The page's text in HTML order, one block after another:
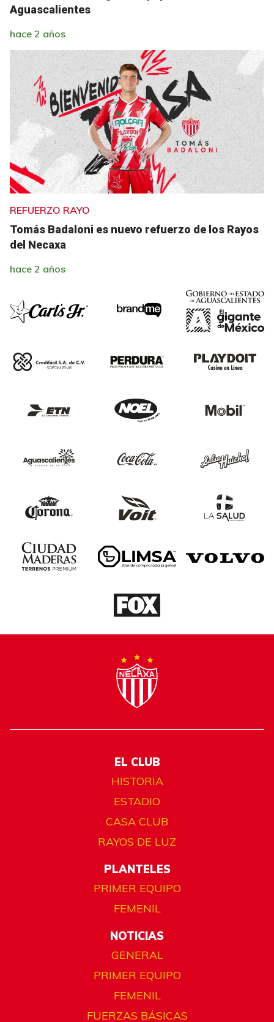
Aguascalientes
hace 2 años
REFUERZO RAYO
Tomás Badaloni es nuevo refuerzo de los Rayos
del Necaxa
hace 2 años
EL CLUB
HISTORIA
ESTADIO
CASA CLUB
RAYOS DE LUZ
PLANTELES
PRIMER EQUIPO
FEMENIL
NOTICIAS
GENERAL
PRIMER EQUIPO
FEMENIL
FUERZAS BÁSICAS